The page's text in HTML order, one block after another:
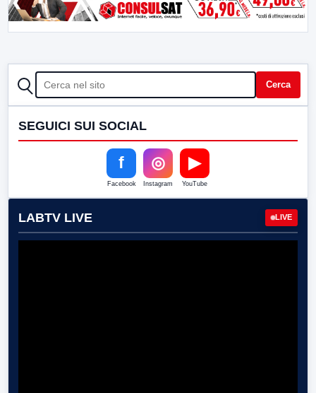
CERCA Cerca
SEGUICI SUI SOCIAL
f
Facebook
◎
Instagram
▶
YouTube
LABTV LIVE LIVE